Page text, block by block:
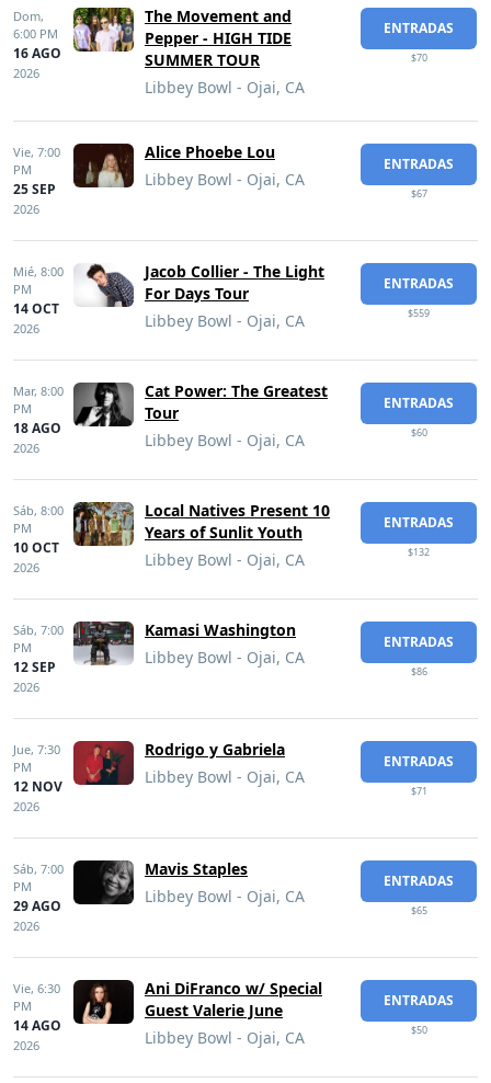
Dom,
6:00 PM
16 AGO
2026
The Movement and
Pepper - HIGH TIDE
SUMMER TOUR
Libbey Bowl - Ojai, CA
ENTRADAS
$70
Vie, 7:00
PM
25 SEP
2026
Alice Phoebe Lou
Libbey Bowl - Ojai, CA
ENTRADAS
$67
Mié, 8:00
PM
14 OCT
2026
Jacob Collier - The Light
For Days Tour
Libbey Bowl - Ojai, CA
ENTRADAS
$559
Mar, 8:00
PM
18 AGO
2026
Cat Power: The Greatest
Tour
Libbey Bowl - Ojai, CA
ENTRADAS
$60
Sáb, 8:00
PM
10 OCT
2026
Local Natives Present 10
Years of Sunlit Youth
Libbey Bowl - Ojai, CA
ENTRADAS
$132
Sáb, 7:00
PM
12 SEP
2026
Kamasi Washington
Libbey Bowl - Ojai, CA
ENTRADAS
$86
Jue, 7:30
PM
12 NOV
2026
Rodrigo y Gabriela
Libbey Bowl - Ojai, CA
ENTRADAS
$71
Sáb, 7:00
PM
29 AGO
2026
Mavis Staples
Libbey Bowl - Ojai, CA
ENTRADAS
$65
Vie, 6:30
PM
14 AGO
2026
Ani DiFranco w/ Special
Guest Valerie June
Libbey Bowl - Ojai, CA
ENTRADAS
$50